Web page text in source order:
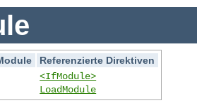
Referenzierte Direktiven
<IfModule>
LoadModule